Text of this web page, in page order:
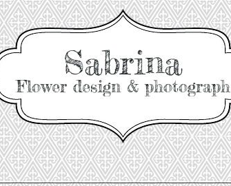
Sabrina
Flower design & photograph